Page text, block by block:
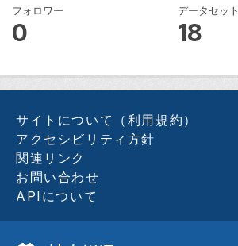
フォロワー
0
データセット
18
サイトについて（利用規約）
アクセシビリティ方針
関連リンク
お問い合わせ
APIについて